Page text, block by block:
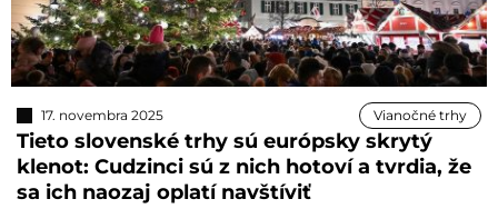
17. novembra 2025 Vianočné trhy
Tieto slovenské trhy sú európsky skrytý
klenot: Cudzinci sú z nich hotoví a tvrdia, že
sa ich naozaj oplatí navštíviť